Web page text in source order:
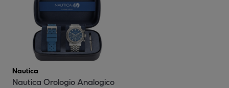
Nautica
Nautica Orologio Analogico